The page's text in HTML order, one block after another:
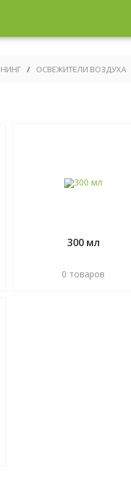
/ ОСВЕЖИТЕЛИ ВОЗДУХА
300 мл
0 товаров